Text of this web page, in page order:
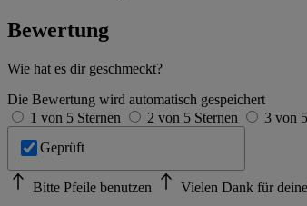
Bewertung
Wie hat es dir geschmeckt?
Die Bewertung wird automatisch gespeichert
1 von 5 Sternen
2 von 5 Sternen 3 von
Geprüft
Bitte Pfeile benutzen Vielen Dank für